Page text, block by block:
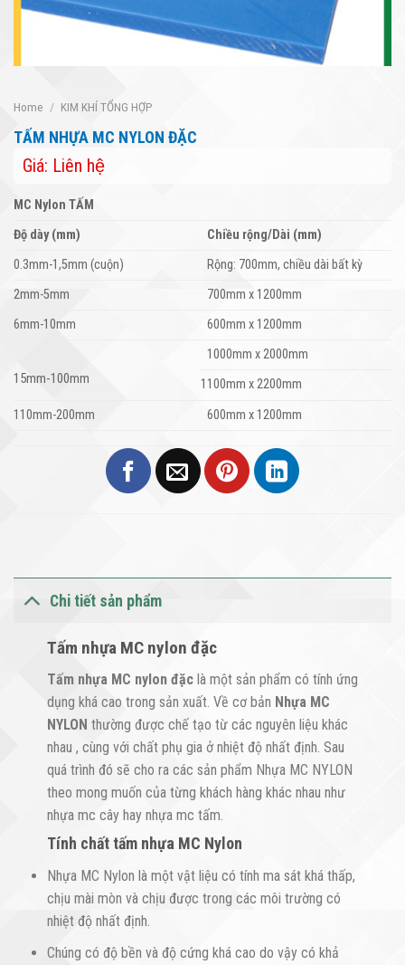
Home / KIM KHÍ TỔNG HỢP
TẤM NHỰA MC NYLON ĐẶC
Giá: Liên hệ
MC Nylon TẤM
Độ dày (mm)
Chiều rộng/Dài (mm)
0.3mm-1,5mm (cuộn)
Rộng: 700mm, chiều dài bất kỳ
2mm-5mm
700mm x 1200mm
6mm-10mm
600mm x 1200mm
15mm-100mm
1000mm x 2000mm
1100mm x 2200mm
110mm-200mm
600mm x 1200mm
Chi tiết sản phẩm
Tấm nhựa MC nylon đặc
Tấm nhựa MC nylon đặclà một sản phẩm có tính ứng
dụng khá cao trong sản xuất. Về cơ bản Nhựa MC
NYLON thường được chế tạo từ các nguyên liệu khác
nhau , cùng với chất phụ gia ở nhiệt độ nhất định. Sau
quá trình đó sẽ cho ra các sản phẩm Nhựa MC NYLON
theo mong muốn của từng khách hàng khác nhau như
nhựa mc cây hay nhựa mc tấm.
Tính chất tấm nhựa MC Nylon
Nhựa MC Nylon là một vật liệu có tính ma sát khá thấp,
chịu mài mòn và chịu được trong các môi trường có
nhiệt độ nhất định.
Chúng có độ bền và độ cứng khá cao do vậy có khả